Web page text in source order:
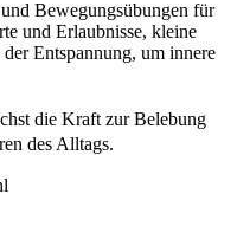
Bewegungsübungen für
und Erlaubnisse, kleine
Entspannung, um innere
die Kraft zur Belebung
des Alltags.